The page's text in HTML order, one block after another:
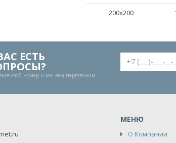
200x200
ЕСТЬ
свой номер и мы вам перезвоним
МЕНЮ
О Компании